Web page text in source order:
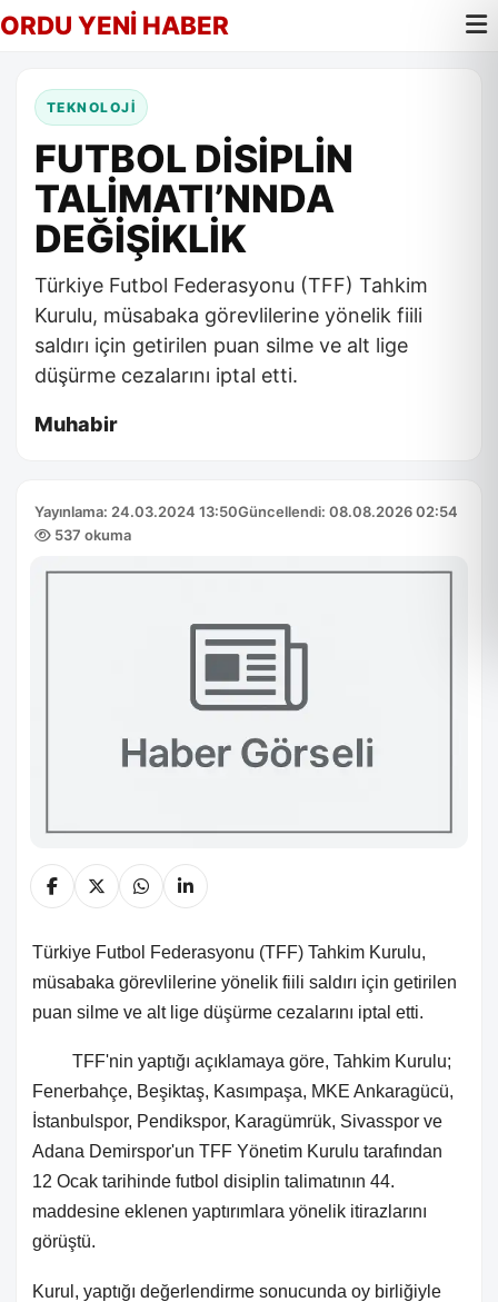
ORDU YENİ HABER
TEKNOLOJİ
FUTBOL DİSİPLİN
TALİMATI’NNDA
DEĞİŞİKLİK
Türkiye Futbol Federasyonu (TFF) Tahkim
Kurulu, müsabaka görevlilerine yönelik fiili
saldırı için getirilen puan silme ve alt lige
düşürme cezalarını iptal etti.
Muhabir
Yayınlama: 24.03.2024 13:50Güncellendi: 08.08.2026 02:54
537 okuma
Türkiye Futbol Federasyonu (TFF) Tahkim Kurulu,
müsabaka görevlilerine yönelik fiili saldırı için getirilen
puan silme ve alt lige düşürme cezalarını iptal etti.
TFF'nin yaptığı açıklamaya göre, Tahkim Kurulu;
Fenerbahçe, Beşiktaş, Kasımpaşa, MKE Ankaragücü,
İstanbulspor, Pendikspor, Karagümrük, Sivasspor ve
Adana Demirspor'un TFF Yönetim Kurulu tarafından
12 Ocak tarihinde futbol disiplin talimatının 44.
maddesine eklenen yaptırımlara yönelik itirazlarını
görüştü.
Kurul, yaptığı değerlendirme sonucunda oy birliğiyle